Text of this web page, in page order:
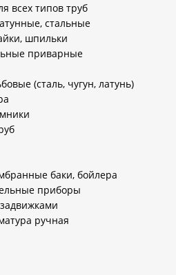
всех типов труб
стальные
шпильки
приварные
(сталь, чугун, латунь)
баки, бойлера
приборы
ручная